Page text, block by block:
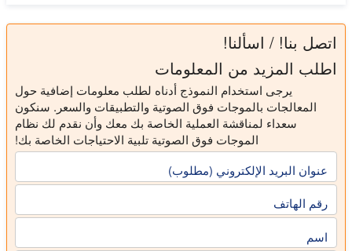
اتصل بنا! / اسألنا!
اطلب المزيد من المعلومات
يرجى استخدام النموذج أدناه لطلب معلومات إضافية حول
المعالجات بالموجات فوق الصوتية والتطبيقات والسعر. سنكون
سعداء لمناقشة العملية الخاصة بك معك وأن نقدم لك نظام
الموجات فوق الصوتية تلبية الاحتياجات الخاصة بك!
عنوان البريد الإلكتروني (مطلوب)
رقم الهاتف
اسم